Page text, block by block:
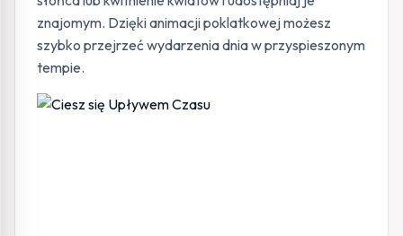
znajomym. Dzięki animacji poklatkowej możesz
szybko przejrzeć wydarzenia dnia w przyspieszonym
tempie.